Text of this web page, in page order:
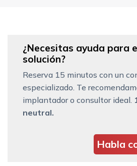
¿Necesitas ayuda para
solución?
Reserva 15 minutos con un
especializado. Te
implantador o consultor ideal.
neutral.
Habla